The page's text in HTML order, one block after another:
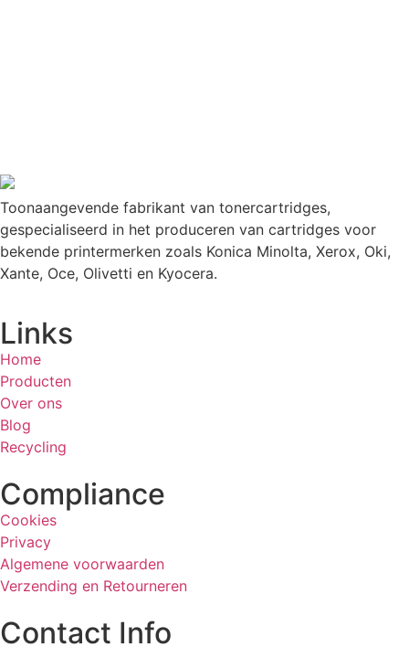
Toonaangevende fabrikant van tonercartridges,
gespecialiseerd in het produceren van cartridges voor
bekende printermerken zoals Konica Minolta, Xerox, Oki,
Xante, Oce, Olivetti en Kyocera.
Links
Home
Producten
Over ons
Blog
Recycling
Compliance
Cookies
Privacy
Algemene voorwaarden
Verzending en Retourneren
Contact Info